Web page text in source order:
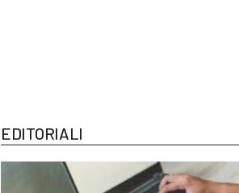
EDITORIALI